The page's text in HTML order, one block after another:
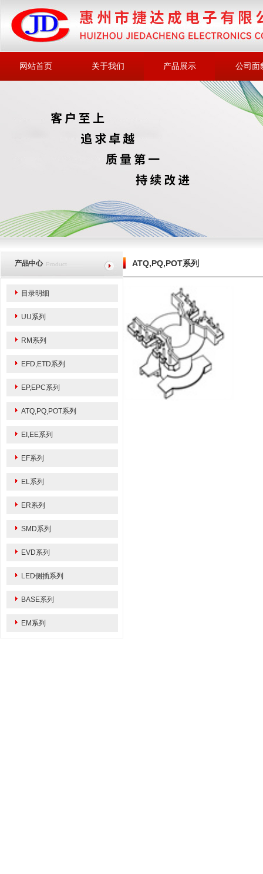
网站首页 关于我们 产品展示 公司面
产品中心 Product
目录明细
UU系列
RM系列
EFD,ETD系列
EP,EPC系列
ATQ,PQ,POT系列
EI,EE系列
EF系列
EL系列
ER系列
SMD系列
EVD系列
LED侧插系列
BASE系列
EM系列
ATQ,PQ,POT系列